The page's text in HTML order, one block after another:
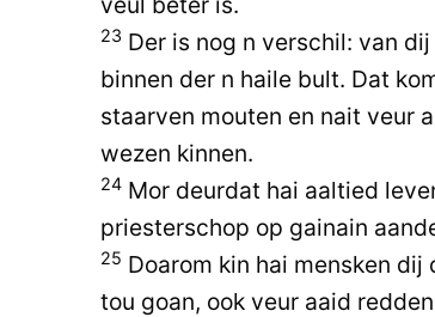
23 Der is nog n verschil: van
binnen der n haile bult. Dat
staarven mouten en nait veur
wezen kinnen.
24 Mor deurdat hai aaltied
priesterschop op gainain
25 Doarom kin hai mensken dij
tou goan, ook veur aaid